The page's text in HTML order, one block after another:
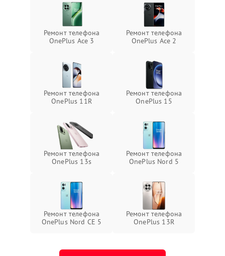
Ремонт телефона
OnePlus Ace 3
Ремонт телефона
OnePlus Ace 2
Ремонт телефона
OnePlus 11R
Ремонт телефона
OnePlus 15
Ремонт телефона
OnePlus 13s
Ремонт телефона
OnePlus Nord 5
Ремонт телефона
OnePlus Nord CE 5
Ремонт телефона
OnePlus 13R